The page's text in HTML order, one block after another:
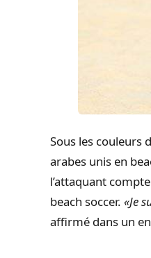
Sous les couleurs
arabes unis en
l’attaquant
beach soccer. «Je
affirmé dans un